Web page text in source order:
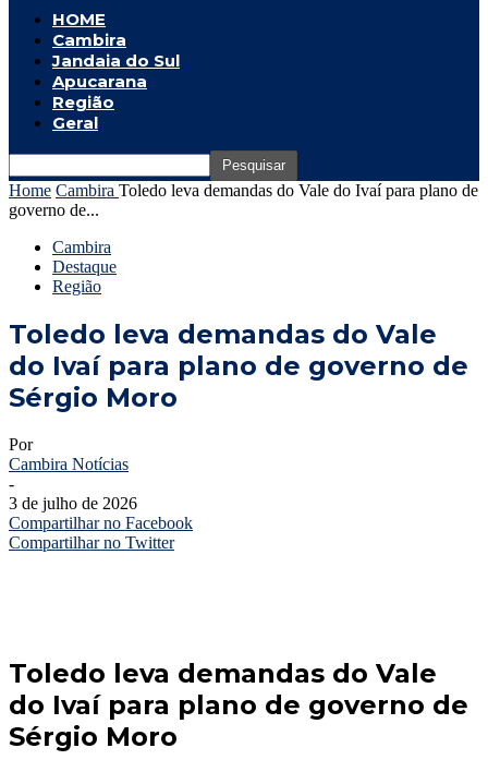
HOME
Cambira
Jandaia do Sul
Apucarana
Região
Geral
Home Cambira Toledo leva demandas do Vale do Ivaí para plano de
governo de...
Cambira
Destaque
Região
Toledo leva demandas do Vale
do Ivaí para plano de governo de
Sérgio Moro
Por
Cambira Notícias
-
3 de julho de 2026
Compartilhar no Facebook
Compartilhar no Twitter
Toledo leva demandas do Vale
do Ivaí para plano de governo de
Sérgio Moro